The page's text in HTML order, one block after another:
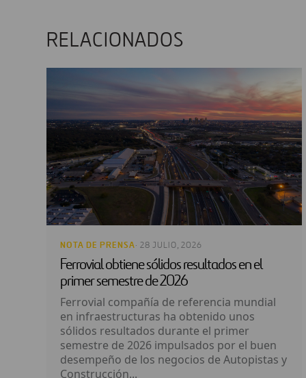
RELACIONADOS
NOTA DE PRENSA· 28 JULIO, 2026
Ferrovial obtiene sólidos resultados en el
primer semestre de 2026
Ferrovial compañía de referencia mundial
en infraestructuras ha obtenido unos
sólidos resultados durante el primer
semestre de 2026 impulsados por el buen
desempeño de los negocios de Autopistas y
Construcción...